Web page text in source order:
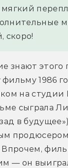
скоро!
знают этого
1986
на студии
сыграла
в
— он